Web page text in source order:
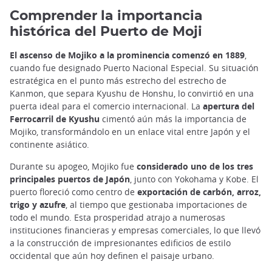
Comprender la importancia
histórica del Puerto de Moji
El ascenso de Mojiko a la prominencia comenzó en 1889,
cuando fue designado Puerto Nacional Especial. Su situación
estratégica en el punto más estrecho del estrecho de
Kanmon, que separa Kyushu de Honshu, lo convirtió en una
puerta ideal para el comercio internacional. La apertura del
Ferrocarril de Kyushu cimentó aún más la importancia de
Mojiko, transformándolo en un enlace vital entre Japón y el
continente asiático.
Durante su apogeo, Mojiko fue considerado uno de los tres
principales puertos de Japón , junto con Yokohama y Kobe. El
puerto floreció como centro de exportación de carbón, arroz,
trigo y azufre , al tiempo que gestionaba importaciones de
todo el mundo. Esta prosperidad atrajo a numerosas
instituciones financieras y empresas comerciales, lo que llevó
a la construcción de impresionantes edificios de estilo
occidental que aún hoy definen el paisaje urbano.